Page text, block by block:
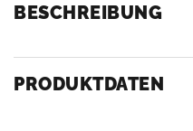
BESCHREIBUNG
PRODUKTDATEN